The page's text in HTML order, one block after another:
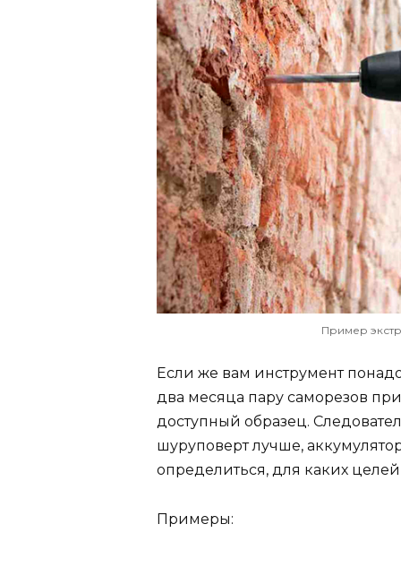
Пример
Если же вам инструмент
два месяца пару саморезов
доступный образец.
шуруповерт лучше,
определиться, для каких
Примеры: